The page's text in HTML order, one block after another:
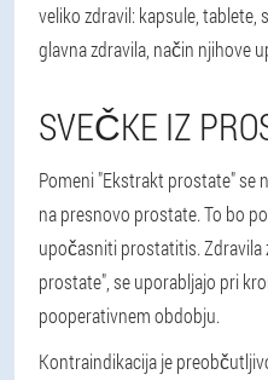
veliko zdravil: kapsule, tablete,
glavna zdravila, način njihove
SVEČKE IZ
Pomeni "Ekstrakt prostate" se
na presnovo prostate. To bo
upočasniti prostatitis. Zdravila
prostate", se uporabljajo pri
pooperativnem obdobju.
Kontraindikacija je